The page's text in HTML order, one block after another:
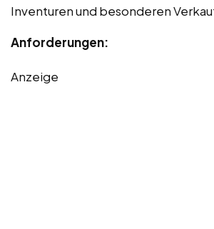
Inventuren und besonderen
Anforderungen:
Anzeige